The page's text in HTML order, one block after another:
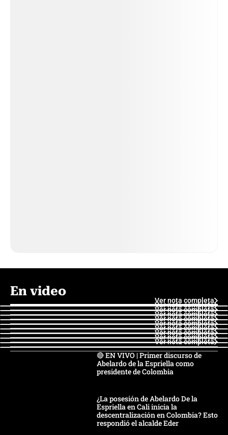
En video
Ver nota completa
Ver nota completa
Ver nota completa
Ver nota completa
Ver nota completa
Ver nota completa
Ver nota completa
Ver nota completa
Ver nota completa
Ver nota completa
🔴 EN VIVO | Primer discurso de
Abelardo de la Espriella como
presidente de Colombia
¿La posesión de Abelardo De la
Espriella en Cali inicia la
descentralización en Colombia? Esto
respondió el alcalde Eder